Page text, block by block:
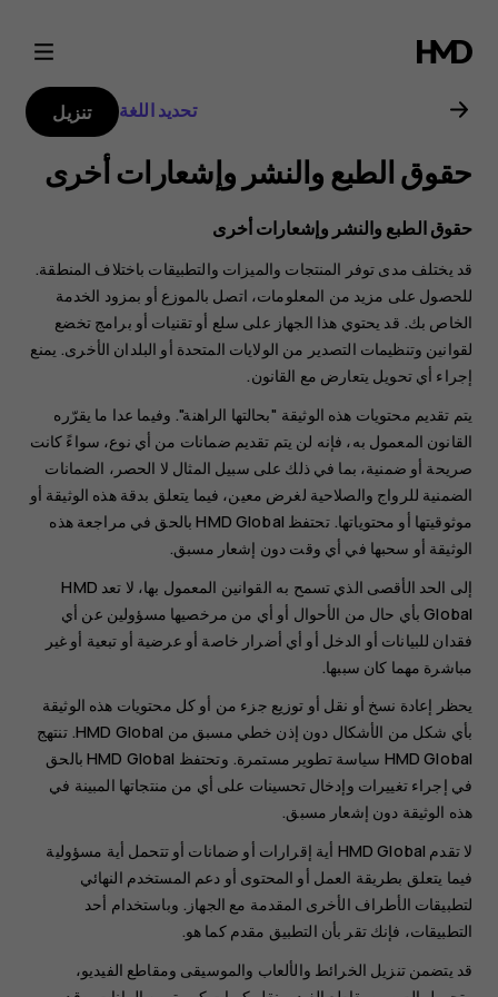
دليل
مستخدم
هاتف
Nokia
4.2
تحديد اللغة تنزيل
حقوق الطبع والنشر وإشعارات أخرى
حقوق الطبع والنشر وإشعارات أخرى
قد يختلف مدى توفر المنتجات والميزات والتطبيقات باختلاف المنطقة.
للحصول على مزيد من المعلومات، اتصل بالموزع أو بمزود الخدمة
الخاص بك. قد يحتوي هذا الجهاز على سلع أو تقنيات أو برامج تخضع
لقوانين وتنظيمات التصدير من الولايات المتحدة أو البلدان الأخرى. يمنع
إجراء أي تحويل يتعارض مع القانون.
يتم تقديم محتويات هذه الوثيقة "بحالتها الراهنة". وفيما عدا ما يقرّره
القانون المعمول به، فإنه لن يتم تقديم ضمانات من أي نوع، سواءً كانت
صريحة أو ضمنية، بما في ذلك على سبيل المثال لا الحصر، الضمانات
الضمنية للرواج والصلاحية لغرض معين، فيما يتعلق بدقة هذه الوثيقة أو
موثوقيتها أو محتوياتها. تحتفظ HMD Global بالحق في مراجعة هذه
الوثيقة أو سحبها في أي وقت دون إشعار مسبق.
إلى الحد الأقصى الذي تسمح به القوانين المعمول بها، لا تعد HMD
Global بأي حال من الأحوال أو أي من مرخصيها مسؤولين عن أي
فقدان للبيانات أو الدخل أو أي أضرار خاصة أو عرضية أو تبعية أو غير
مباشرة مهما كان سببها.
يحظر إعادة نسخ أو نقل أو توزيع جزء من أو كل محتويات هذه الوثيقة
بأي شكل من الأشكال دون إذن خطي مسبق من HMD Global. تنتهج
HMD Global سياسة تطوير مستمرة. وتحتفظ HMD Global بالحق
في إجراء تغييرات وإدخال تحسينات على أي من منتجاتها المبينة في
هذه الوثيقة دون إشعار مسبق.
لا تقدم HMD Global أية إقرارات أو ضمانات أو تتحمل أية مسؤولية
فيما يتعلق بطريقة العمل أو المحتوى أو دعم المستخدم النهائي
لتطبيقات الأطراف الأخرى المقدمة مع الجهاز. وباستخدام أحد
التطبيقات، فإنك تقر بأن التطبيق مقدم كما هو.
قد يتضمن تنزيل الخرائط والألعاب والموسيقى ومقاطع الفيديو،